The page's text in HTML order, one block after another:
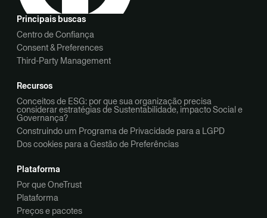
Principais buscas
Centro de Confiança
Consent & Preferences
Third-Party Management
Recursos
Conceitos de ESG: por que sua organização precisa
considerar estratégias de Sustentabilidade, impacto Social e
Governança?
Construindo um Programa de Privacidade para a LGPD
Dos cookies para a Gestão de Preferências
Plataforma
Por que OneTrust
Plataforma
Preços e pacotes